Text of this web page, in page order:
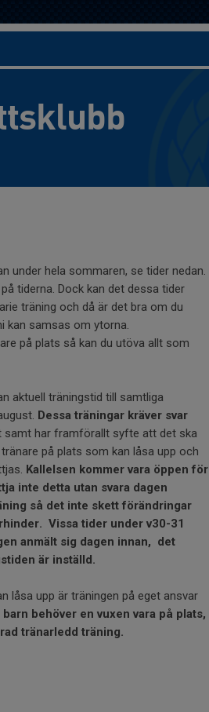
under hela sommaren, se tider nedan.
tiderna. Dock kan det dessa tider
träning och då är det bra om du
kan samsas om ytorna.
på plats så kan du utöva allt som
aktuell träningstid till samtliga
Dessa träningar kräver svar
har framförallt syfte att det ska
på plats som kan låsa upp och
Kallelsen kommer vara öppen för
inte detta utan svara dagen
så det inte skett förändringar
Vissa tider under v30-31
anmält sig dagen innan, det
är inställd.
låsa upp är träningen på eget ansvar
behöver en vuxen vara på plats,
tränarledd träning.